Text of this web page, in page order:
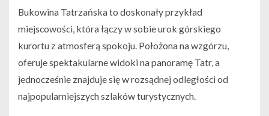
Bukowina Tatrzańska to doskonały przykład
miejscowości, która łączy w sobie urok górskiego
kurortu z atmosferą spokoju. Położona na wzgórzu,
oferuje spektakularne widoki na panoramę Tatr, a
jednocześnie znajduje się w rozsądnej odległości od
najpopularniejszych szlaków turystycznych.